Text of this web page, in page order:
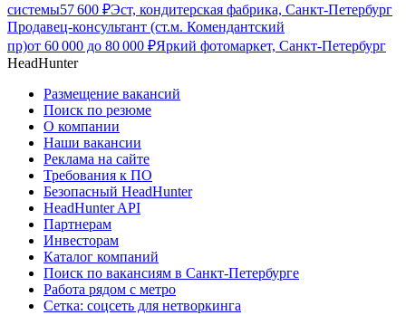
системы57 600 ₽Эст, кондитерская фабрика, Санкт-Петербург
Продавец-консультант (ст.м. Комендантский
пр)от 60 000 до 80 000 ₽Яркий фотомаркет, Санкт-Петербург
HeadHunter
Размещение вакансий
Поиск по резюме
О компании
Наши вакансии
Реклама на сайте
Требования к ПО
Безопасный HeadHunter
HeadHunter API
Партнерам
Инвесторам
Каталог компаний
Поиск по вакансиям в Санкт-Петербурге
Работа рядом с метро
Сетка: соцсеть для нетворкинга